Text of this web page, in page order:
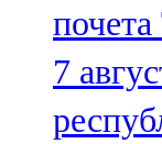
почета
7